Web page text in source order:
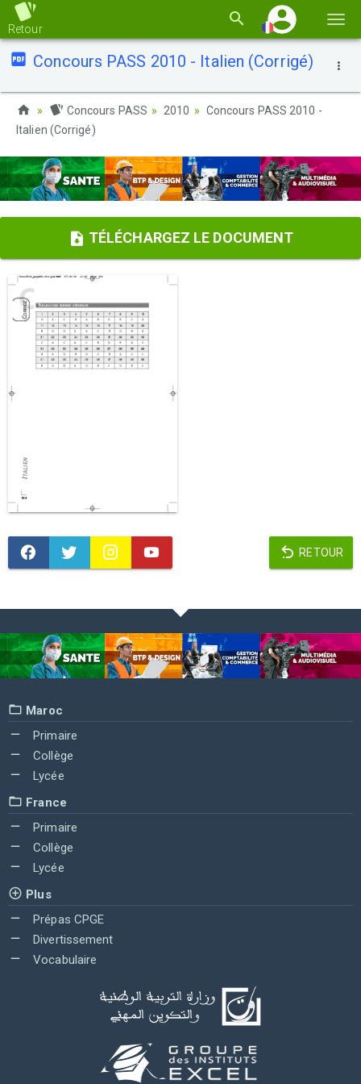
la
Retour
Concours PASS 2010 - Italien (Corrigé)
Concours PASS 2010
Concours PASS 2010 -
Italien (Corrigé)
TÉLÉCHARGEZ LE DOCUMENT
RETOUR
Maroc
Primaire
Collège
Lycée
France
Primaire
Collège
Lycée
Plus
Prépas CPGE
Divertissement
Vocabulaire